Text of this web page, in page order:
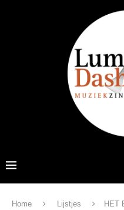
Home Lijstjes
HET